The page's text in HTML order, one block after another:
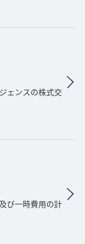
ェンスの株式交
び一時費用の計